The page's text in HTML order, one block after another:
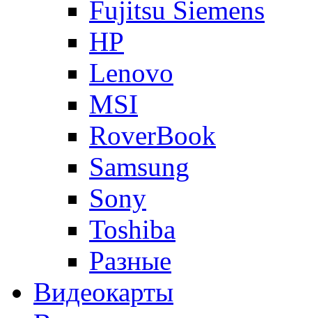
Fujitsu Siemens
HP
Lenovo
MSI
RoverBook
Samsung
Sony
Toshiba
Разные
Видеокарты